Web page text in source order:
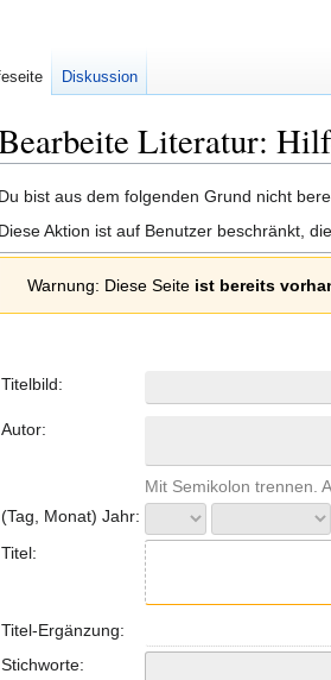
Literatur:
Zur
Navigation
Zur
Suche
Du bist aus dem folgenden Grund nicht
Diese Aktion ist auf Benutzer beschränkt,
Warnung: Diese Seite ist bereits
Titelbild:
Autor:
Mit Semikolon trennen.
(Tag, Monat) Jahr:
Titel:
Titel-Ergänzung:
Stichworte:
Diskussion